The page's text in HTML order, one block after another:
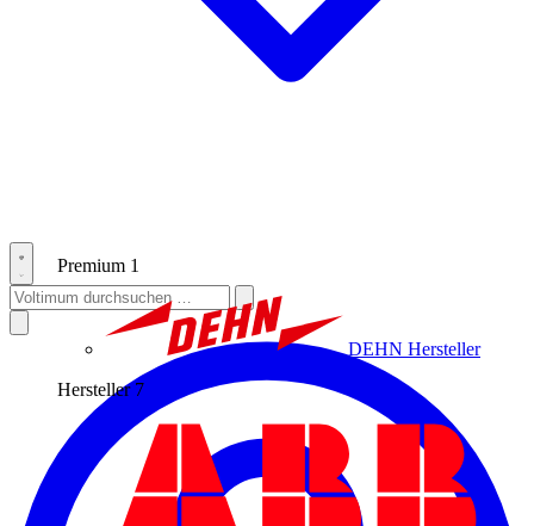
Premium 1
DEHN Hersteller
Hersteller 7